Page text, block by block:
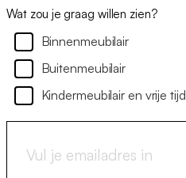
Wat zou je graag willen zien?
Binnenmeubilair
Buitenmeubilair
Kindermeubilair en vrije tijd